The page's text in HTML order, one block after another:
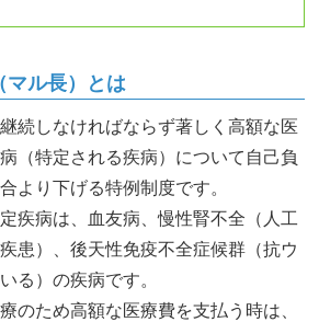
マル長）とは
続しなければならず著しく高額な医
（特定される疾病）について自己負
より下げる特例制度です。
疾病は、血友病、慢性腎不全（人工
患）、後天性免疫不全症候群（抗ウ
る）の疾病です。
のため高額な医療費を支払う時は、